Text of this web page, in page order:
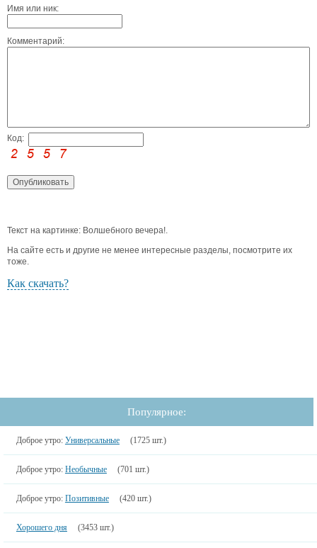
Имя или ник:
Комментарий:
Код:
Текст на картинке: Волшебного вечера!.
На сайте есть и другие не менее интересные разделы, посмотрите их
тоже.
Как скачать?
Популярное:
Доброе утро: Универсальные (1725 шт.)
Доброе утро: Необычные (701 шт.)
Доброе утро: Позитивные (420 шт.)
Хорошего дня (3453 шт.)